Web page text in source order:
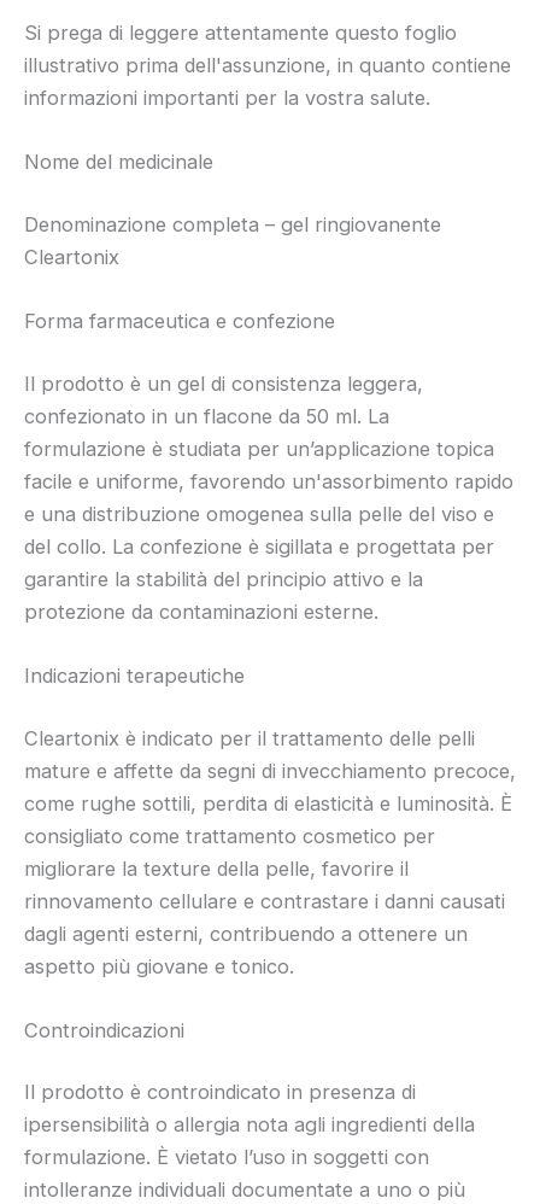
Si prega di leggere attentamente questo foglio
illustrativo prima dell'assunzione, in quanto contiene
informazioni importanti per la vostra salute.
Nome del medicinale
Denominazione completa – gel ringiovanente
Cleartonix
Forma farmaceutica e confezione
Il prodotto è un gel di consistenza leggera,
confezionato in un flacone da 50 ml. La
formulazione è studiata per un’applicazione topica
facile e uniforme, favorendo un'assorbimento rapido
e una distribuzione omogenea sulla pelle del viso e
del collo. La confezione è sigillata e progettata per
garantire la stabilità del principio attivo e la
protezione da contaminazioni esterne.
Indicazioni terapeutiche
Cleartonix è indicato per il trattamento delle pelli
mature e affette da segni di invecchiamento precoce,
come rughe sottili, perdita di elasticità e luminosità. È
consigliato come trattamento cosmetico per
migliorare la texture della pelle, favorire il
rinnovamento cellulare e contrastare i danni causati
dagli agenti esterni, contribuendo a ottenere un
aspetto più giovane e tonico.
Controindicazioni
Il prodotto è controindicato in presenza di
ipersensibilità o allergia nota agli ingredienti della
formulazione. È vietato l’uso in soggetti con
intolleranze individuali documentate a uno o più